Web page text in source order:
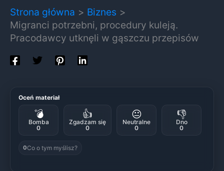
Strona główna
Biznes
Migranci potrzebni, procedury kuleją.
Pracodawcy utknęli w gąszczu przepisów
Oceń materiał
💣
Bomba
0
👍
Zgadzam się
0
😐
Neutralne
0
👎
Dno
0
0Co o tym myślisz?